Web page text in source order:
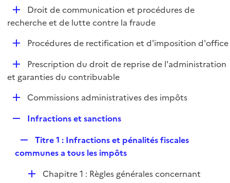
r
r
i
D
é
r
Droit de communication et procédures de
recherche et de lutte contre la fraude
D
l
Procédures de rectification et d'imposition d'office
D
é
r
Prescription du droit de reprise de l'administration
et garanties du contribuable
D
e
Commissions administratives des impôts
p
l
Infractions et sanctions
e
l
Titre 1 : Infractions et pénalités fiscales
communes a tous les impôts
DChapitre 1 : Règles générales concernant